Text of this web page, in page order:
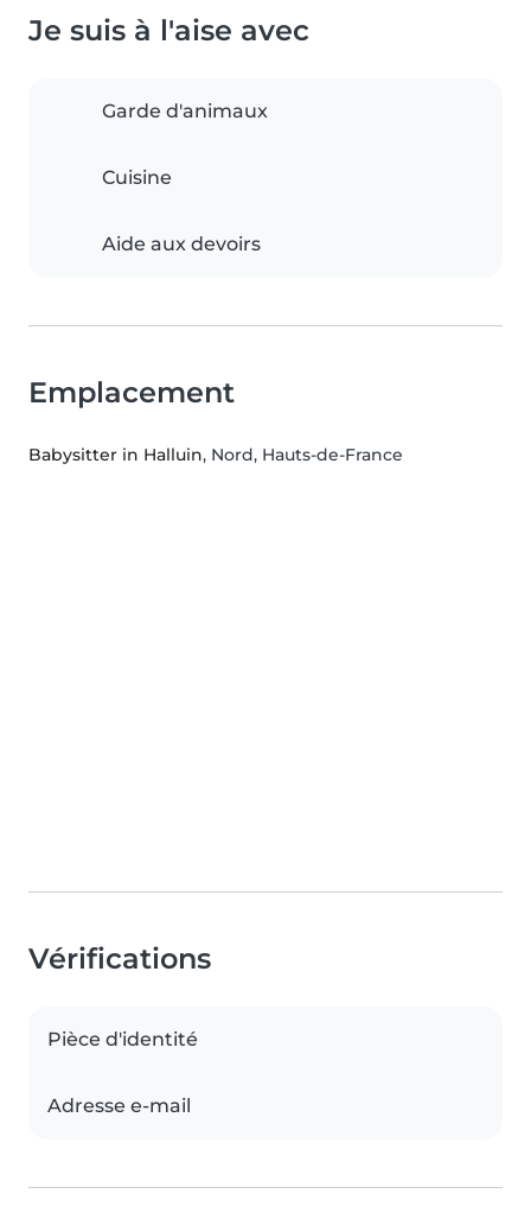
Je suis à l'aise avec
Garde d'animaux
Cuisine
Aide aux devoirs
Emplacement
Babysitter in Halluin, Nord, Hauts-de-France
Vérifications
Pièce d'identité
Adresse e-mail